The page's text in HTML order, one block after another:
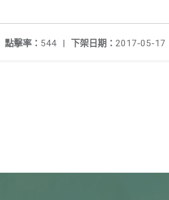
下架日期： 2017-05-17
點擊率： 544 |